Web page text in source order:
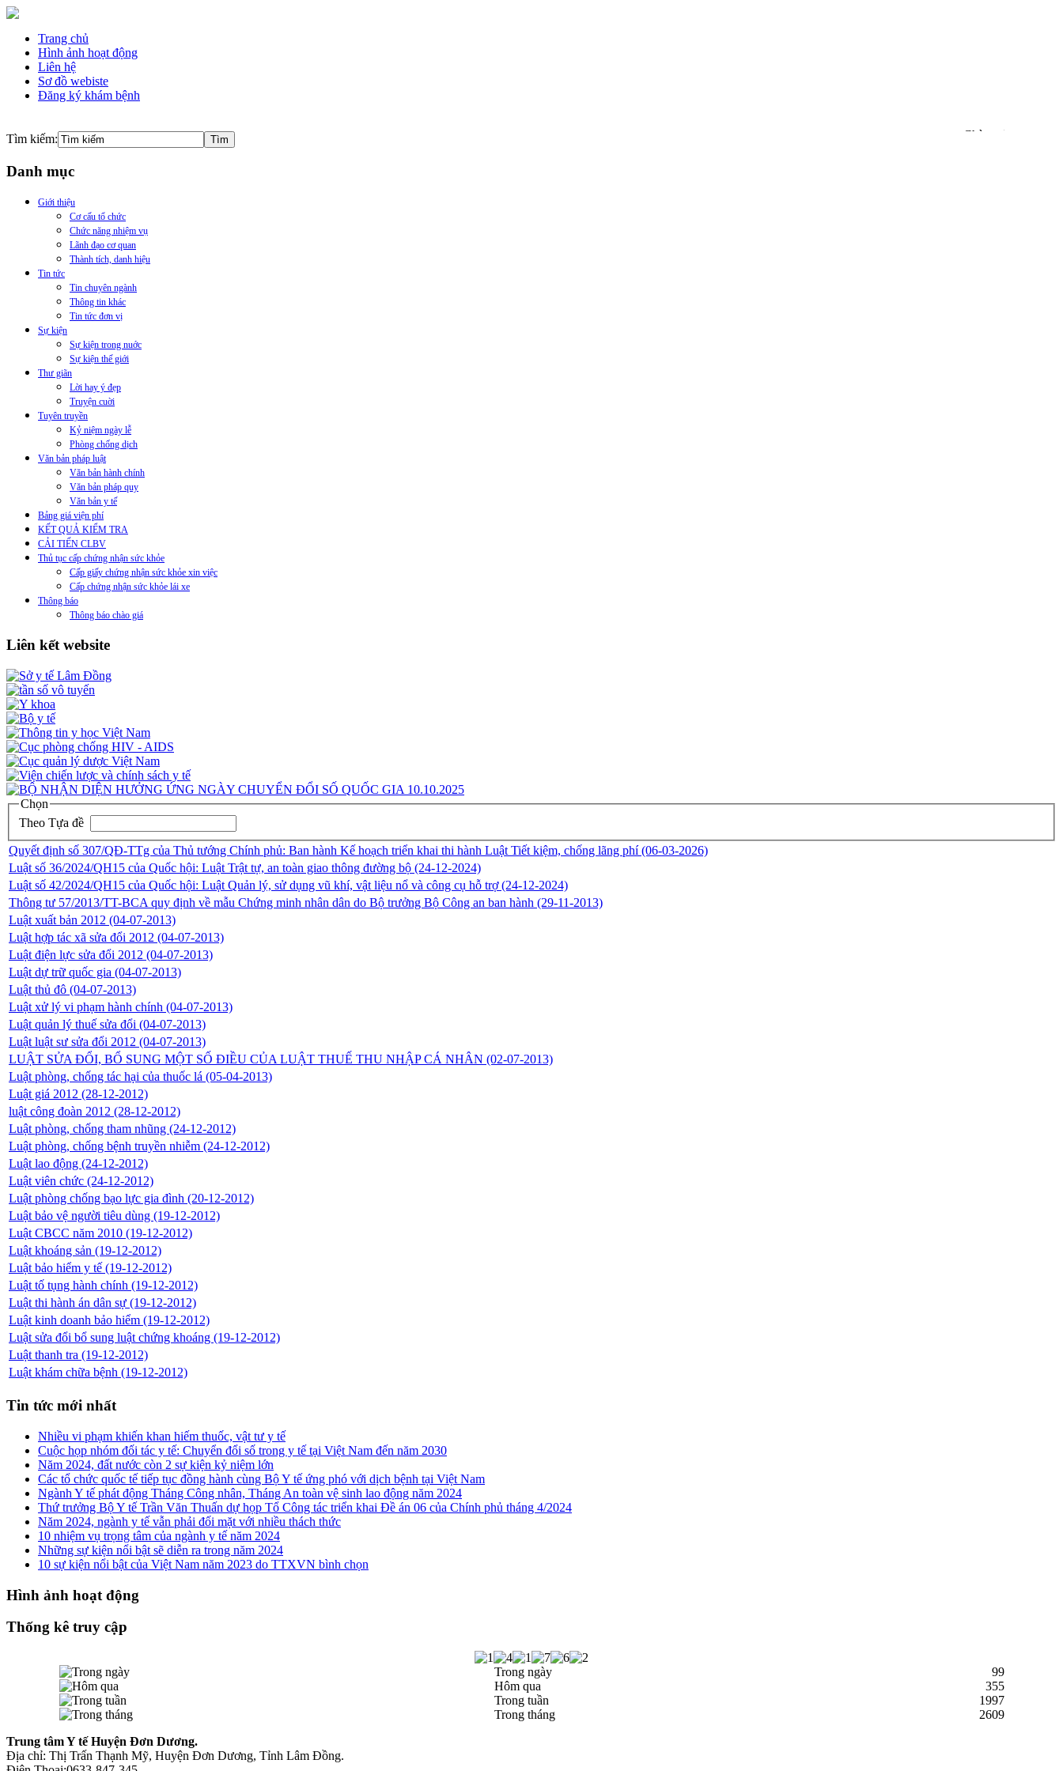
Trang chủ
Hình ảnh hoạt động
Liên hệ
Sơ đồ webiste
Đăng ký khám bệnh
Chào mừng các
Tìm kiếm:
Danh mục
Giới thiệu
Cơ cấu tổ chức
Chức năng nhiệm vụ
Lãnh đạo cơ quan
Thành tích, danh hiệu
Tin tức
Tin chuyên ngành
Thông tin khác
Tin tức đơn vị
Sự kiện
Sự kiện trong nuớc
Sự kiện thế giới
Thư giãn
Lời hay ý đẹp
Truyện cuời
Tuyên truyền
Kỷ niệm ngày lễ
Phòng chống dịch
Văn bản pháp luật
Văn bản hành chính
Văn bản pháp quy
Văn bản y tế
Bảng giá viện phí
KẾT QUẢ KIỂM TRA
CẢI TIẾN CLBV
Thủ tục cấp chứng nhận sức khỏe
Cấp giấy chứng nhận sức khỏe xin việc
Cấp chứng nhận sức khỏe lái xe
Thông báo
Thông báo chào giá
Liên kết website
Chọn
Theo Tựa đề
Quyết định số 307/QĐ-TTg của Thủ tướng Chính phủ: Ban hành Kế hoạch triển khai thi hành Luật Tiết kiệm, chống lãng phí (06-03-2026)
Luật số 36/2024/QH15 của Quốc hội: Luật Trật tự, an toàn giao thông đường bộ (24-12-2024)
Luật số 42/2024/QH15 của Quốc hội: Luật Quản lý, sử dụng vũ khí, vật liệu nổ và công cụ hỗ trợ(24-12-2024)
Thông tư 57/2013/TT-BCA quy định về mẫu Chứng minh nhân dân do Bộ trưởng Bộ Công an ban hành (29-11-2013)
Luật xuất bản 2012 (04-07-2013)
Luật hợp tác xã sửa đổi 2012 (04-07-2013)
Luật điện lực sửa đổi 2012 (04-07-2013)
Luật dự trữ quốc gia (04-07-2013)
Luật thủ đô (04-07-2013)
Luật xử lý vi phạm hành chính (04-07-2013)
Luật quản lý thuế sửa đổi (04-07-2013)
Luật luật sư sửa đổi 2012 (04-07-2013)
LUẬT SỬA ĐỔI, BỔ SUNG MỘT SỐ ĐIỀU CỦA LUẬT THUẾ THU NHẬP CÁ NHÂN (02-07-2013)
Luật phòng, chống tác hại của thuốc lá (05-04-2013)
Luật giá 2012 (28-12-2012)
luật công đoàn 2012 (28-12-2012)
Luật phòng, chống tham nhũng (24-12-2012)
Luật phòng, chống bệnh truyền nhiễm (24-12-2012)
Luật lao động (24-12-2012)
Luật viên chức (24-12-2012)
Luật phòng chống bạo lực gia đình (20-12-2012)
Luật bảo vệ người tiêu dùng (19-12-2012)
Luật CBCC năm 2010 (19-12-2012)
Luật khoáng sản (19-12-2012)
Luật bảo hiểm y tế (19-12-2012)
Luật tố tụng hành chính (19-12-2012)
Luật thi hành án dân sự (19-12-2012)
Luật kinh doanh bảo hiểm (19-12-2012)
Luật sửa đổi bổ sung luật chứng khoáng (19-12-2012)
Luật thanh tra (19-12-2012)
Luật khám chữa bệnh (19-12-2012)
Tin tức mới nhất
Nhiều vi phạm khiến khan hiếm thuốc, vật tư y tế
Cuộc họp nhóm đối tác y tế: Chuyển đổi số trong y tế tại Việt Nam đến năm 2030
Năm 2024, đất nước còn 2 sự kiện kỷ niệm lớn
Các tổ chức quốc tế tiếp tục đồng hành cùng Bộ Y tế ứng phó với dịch bệnh tại Việt Nam
Ngành Y tế phát động Tháng Công nhân, Tháng An toàn vệ sinh lao động năm 2024
Thứ trưởng Bộ Y tế Trần Văn Thuấn dự họp Tổ Công tác triển khai Đề án 06 của Chính phủ tháng 4/2024
Năm 2024, ngành y tế vẫn phải đối mặt với nhiều thách thức
10 nhiệm vụ trọng tâm của ngành y tế năm 2024
Những sự kiện nổi bật sẽ diễn ra trong năm 2024
10 sự kiện nổi bật của Việt Nam năm 2023 do TTXVN bình chọn
Hình ảnh hoạt động
Thống kê truy cập
Trong ngày
99
Hôm qua
355
Trong tuần
1997
Trong tháng
2609
Trung tâm Y tế Huyện Đơn Dương.
Địa chỉ: Thị Trấn Thạnh Mỹ, Huyện Đơn Dương, Tỉnh Lâm Đồng.